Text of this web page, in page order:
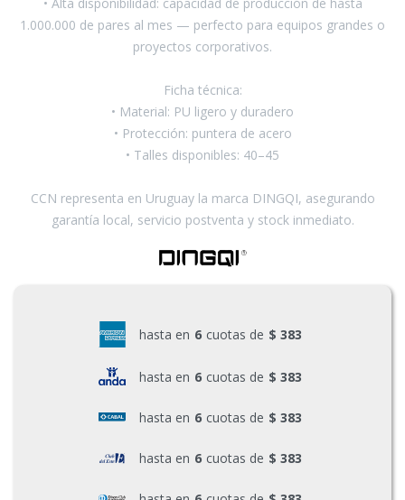
1.000.000 de pares al mes — perfecto para equipos grandes o
proyectos corporativos.
Ficha técnica:
• Material: PU ligero y duradero
• Protección: puntera de acero
• Talles disponibles: 40–45
CCN representa en Uruguay la marca DINGQI, asegurando
garantía local, servicio postventa y stock inmediato.
hasta en 6 cuotas de $ 383
hasta en 6 cuotas de $ 383
hasta en 6 cuotas de $ 383
hasta en 6 cuotas de $ 383